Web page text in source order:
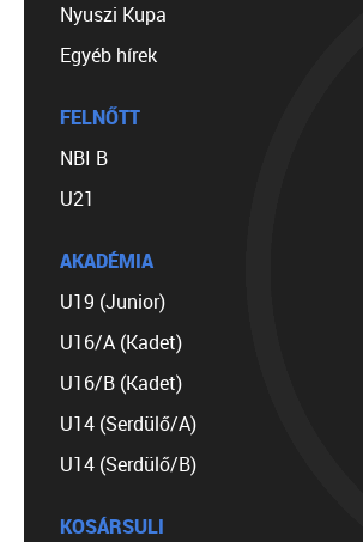
Nyuszi Kupa
Egyéb hírek
FELNŐTT
NBI B
U21
AKADÉMIA
U19 (Junior)
U16/A (Kadet)
U16/B (Kadet)
U14 (Serdülő/A)
U14 (Serdülő/B)
KOSÁRSULI